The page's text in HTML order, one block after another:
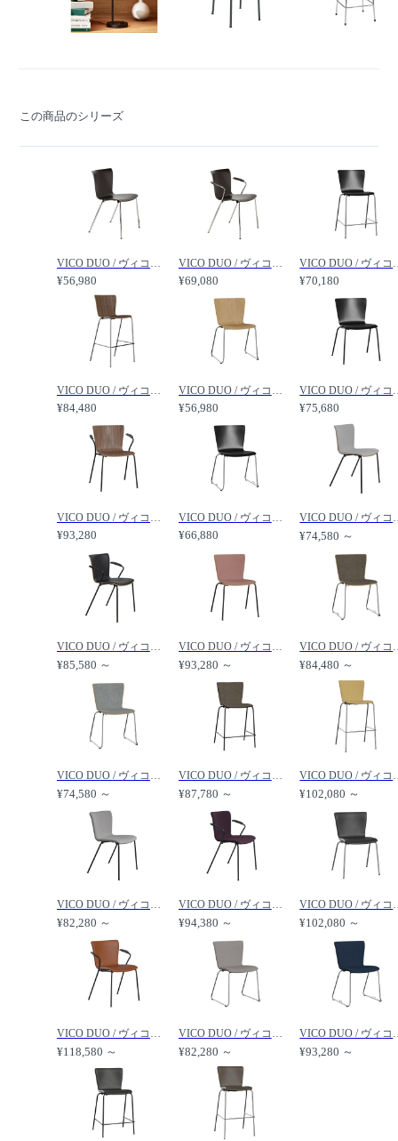
この商品のシリーズ
VICO DUO / ヴィコデュオ チェア VM110 /
¥56,980
VICO DUO / ヴィコデュオ アームチェア VM111 /
¥69,080
VICO DUO / ヴ
¥70,180
VICO DUO / ヴィコデュオ バースツール VM118 /
¥84,480
VICO DUO / ヴィコデュオ チェア スレッド脚 VM114 /
¥56,980
VICO DUO /
¥75,680
VICO DUO / ヴィコデュオ アームチェア 連結器具付 VM113 /
¥93,280
VICO DUO / ヴィコデュオ チェア 連結器具付 スレッド脚 VM115 /
¥66,880
VICO DUO / ヴィ
¥74,580 ～
VICO DUO / ヴィコデュオ アームチェア フロントパディング VM111 /
¥85,580 ～
VICO DUO / ヴィコデュオ チェア フロントパディング 連結器具付 VM112 /
¥93,280 ～
VICO DUO / ヴィコデ
¥84,480 ～
VICO DUO / ヴィコデュオ チェア フロントパディング スレッド脚 VM114 /
¥74,580 ～
VICO DUO / ヴィコデュオ カウンタースツール フロントパディング VM116 /
¥87,780 ～
VICO DUO / ヴィ
¥102,080 ～
VICO DUO / ヴィコデュオ チェア フルパディング VM110 /
¥82,280 ～
VICO DUO / ヴィコデュオ アームチェア フルパディング VM111 /
¥94,380 ～
VICO DUO / ヴィ
¥102,080 ～
VICO DUO / ヴィコデュオ アームチェア フルパディング 連結器具付 VM113 /
¥118,580 ～
VICO DUO / ヴィコデュオ チェア フルパディング スレッド脚 VM114 /
¥82,280 ～
VICO DUO / ヴィコデ
¥93,280 ～